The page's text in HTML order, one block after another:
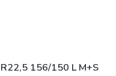
156/150 L M+S